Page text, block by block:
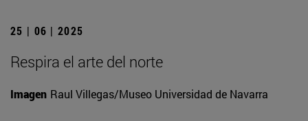
25 | 06 | 2025
Respira el arte del norte
Imagen Raul Villegas/Museo Universidad de Navarra